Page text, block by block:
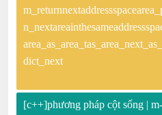
dict_next
[c++]phương pháp cột sống | m-